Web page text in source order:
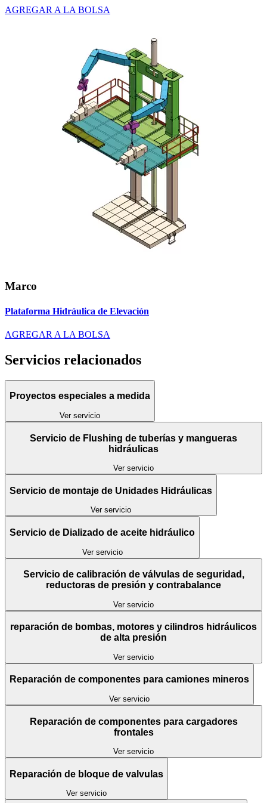
AGREGAR A LA BOLSA
Marco
Plataforma Hidráulica de Elevación
AGREGAR A LA BOLSA
Servicios relacionados
Proyectos especiales a medida
Ver servicio
Servicio de Flushing de tuberías y mangueras
hidráulicas
Ver servicio
Servicio de montaje de Unidades Hidráulicas
Ver servicio
Servicio de Dializado de aceite hidráulico
Ver servicio
Servicio de calibración de válvulas de seguridad,
reductoras de presión y contrabalance
Ver servicio
reparación de bombas, motores y cilindros hidráulicos
de alta presión
Ver servicio
Reparación de componentes para camiones mineros
Ver servicio
Reparación de componentes para cargadores
frontales
Ver servicio
Reparación de bloque de valvulas
Ver servicio